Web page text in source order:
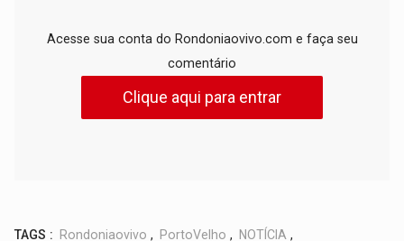
Acesse sua conta do Rondoniaovivo.com e faça seu
comentário
Clique aqui para entrar
TAGS : Rondoniaovivo , PortoVelho , NOTÍCIA ,